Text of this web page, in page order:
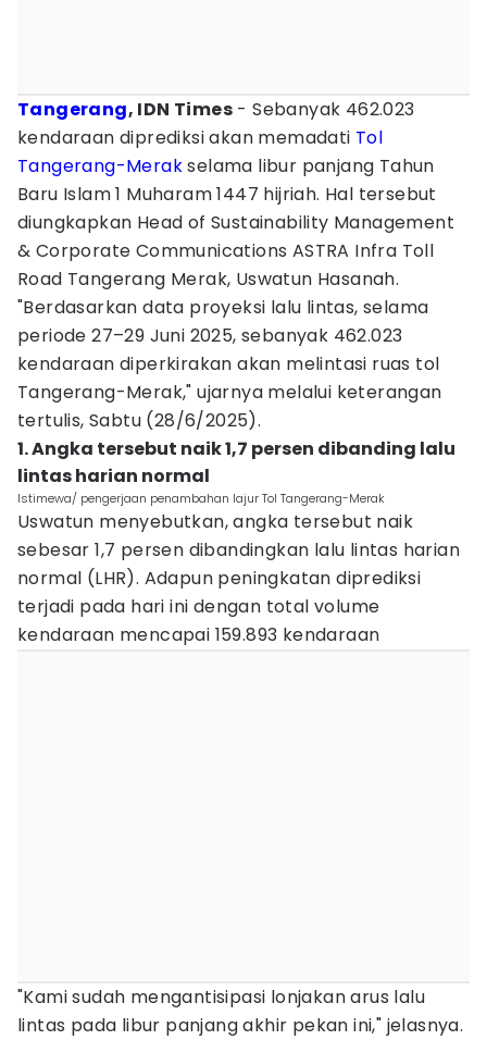
Tangerang, IDN Times - Sebanyak 462.023
kendaraan diprediksi akan memadati Tol
Tangerang-Merakselama libur panjang Tahun
Baru Islam 1 Muharam 1447 hijriah. Hal tersebut
diungkapkan Head of Sustainability Management
& Corporate Communications ASTRA Infra Toll
Road Tangerang Merak, Uswatun Hasanah.
"Berdasarkan data proyeksi lalu lintas, selama
periode 27–29 Juni 2025, sebanyak 462.023
kendaraan diperkirakan akan melintasi ruas tol
Tangerang-Merak," ujarnya melalui keterangan
tertulis, Sabtu (28/6/2025).
1. Angka tersebut naik 1,7 persen dibanding lalu
lintas harian normal
Istimewa/ pengerjaan penambahan lajur Tol Tangerang-Merak
Uswatun menyebutkan, angka tersebut naik
sebesar 1,7 persen dibandingkan lalu lintas harian
normal (LHR). Adapun peningkatan diprediksi
terjadi pada hari ini dengan total volume
kendaraan mencapai 159.893 kendaraan
"Kami sudah mengantisipasi lonjakan arus lalu
lintas pada libur panjang akhir pekan ini," jelasnya.